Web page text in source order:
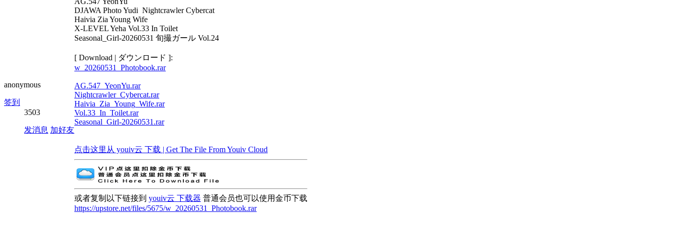
anonymous
签到
3503
发消息 加好友
DJAWA Photo Yudi Nightcrawler Cybercat
Haivia Zia Young Wife
X-LEVEL Yeha Vol.33 In Toilet
Seasonal_Girl-20260531 旬撮ガール Vol.24
[ Download | ダウンロード ]:
w_20260531_Photobook.rar
AG.547_YeonYu.rar
Nightcrawler_Cybercat.rar
Haivia_Zia_Young_Wife.rar
Vol.33_In_Toilet.rar
Seasonal_Girl-20260531.rar
点击这里从 youiv云 下载 | Get The File From Youiv Cloud
或者复制以下链接到 youiv云 下载器 普通会员也可以使用金币下载
https://upstore.net/files/5675/w_20260531_Photobook.rar